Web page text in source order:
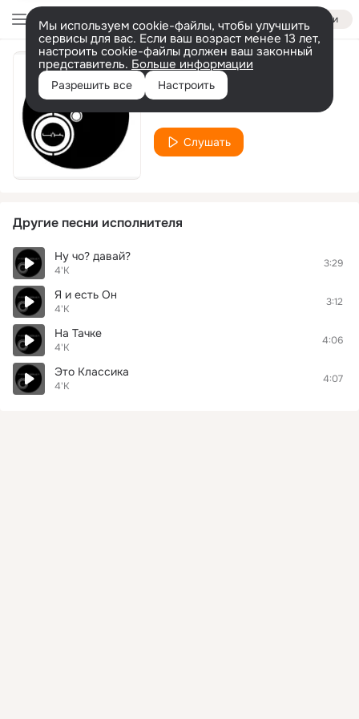
Войти
Мы используем cookie-файлы, чтобы улучшить
сервисы для вас. Если ваш возраст менее 13 лет,
настроить cookie-файлы должен ваш законный
представитель. Больше информации
Разрешить все Настроить
Думай 2жды
Слушать
Другие песни исполнителя
Ну чо? давай?
4'K
3:29
Я и есть Он
4'K
3:12
На Тачке
4'K
4:06
Это Классика
4'K
4:07